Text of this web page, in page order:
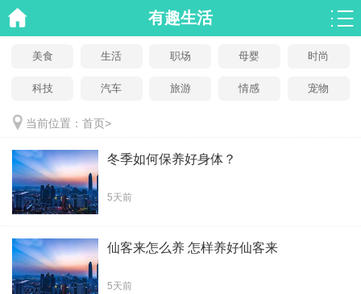
有趣生活
美食 生活 职场 母婴 时尚
科技 汽车 旅游 情感 宠物
当前位置： 首页>
冬季如何保养好身体？
5天前
仙客来怎么养 怎样养好仙客来
5天前